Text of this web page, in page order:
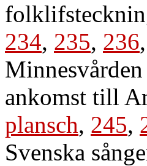
234, 235, 236,
ankomst till
plansch, 245,
Svenska